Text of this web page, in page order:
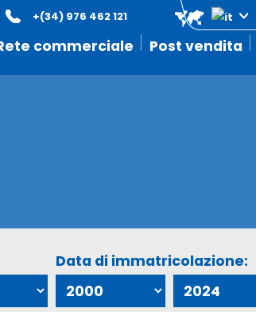
commerciale Post vendita
+(34) 976 462 121
Data di immatricolazione: